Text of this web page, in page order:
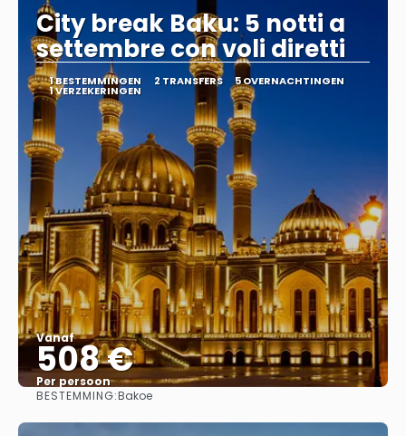
City break Baku: 5 notti a
settembre con voli diretti
1 BESTEMMINGEN 2 TRANSFERS 5 OVERNACHTINGEN
1 VERZEKERINGEN
Vanaf
508 €
Per persoon
BESTEMMING:Bakoe